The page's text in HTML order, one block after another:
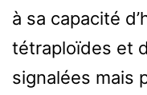
à sa capacité
tétraploïdes et
signalées mais